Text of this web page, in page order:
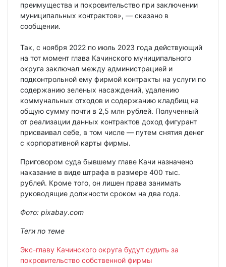
преимущества и покровительство при заключении
муниципальных контрактов», — сказано в
сообщении.
Так, с ноября 2022 по июль 2023 года действующий
на тот момент глава Качинского муниципального
округа заключал между администрацией и
подконтрольной ему фирмой контракты на услуги по
содержанию зеленых насаждений, удалению
коммунальных отходов и содержанию кладбищ на
общую сумму почти в 2,5 млн рублей. Полученный
от реализации данных контрактов доход фигурант
присваивал себе, в том числе — путем снятия денег
с корпоративной карты фирмы.
Приговором суда бывшему главе Качи назначено
наказание в виде штрафа в размере 400 тыс.
рублей. Кроме того, он лишен права занимать
руководящие должности сроком на два года.
Фото: pixabay.com
Теги по теме
Экс-главу Качинского округа будут судить за
покровительство собственной фирмы